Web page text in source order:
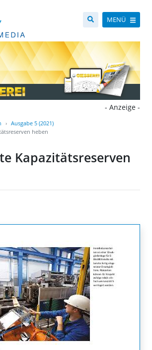
MENÜ
- Anzeige -
Ausgabe 5 (2021)
heben
Kapazitätsreserven